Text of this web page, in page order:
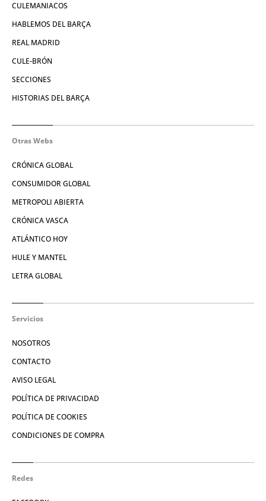
CULEMANIACOS
HABLEMOS DEL BARÇA
REAL MADRID
CULE-BRÓN
SECCIONES
HISTORIAS DEL BARÇA
Otras Webs
CRÓNICA GLOBAL
CONSUMIDOR GLOBAL
METROPOLI ABIERTA
CRÓNICA VASCA
ATLÁNTICO HOY
HULE Y MANTEL
LETRA GLOBAL
Servicios
NOSOTROS
CONTACTO
AVISO LEGAL
POLÍTICA DE PRIVACIDAD
POLÍTICA DE COOKIES
CONDICIONES DE COMPRA
Redes